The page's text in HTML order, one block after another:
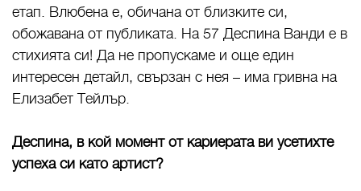
етап. Влюбена е, обичана от близките си,
обожавана от публиката. На 57 Деспина Ванди е в
стихията си! Да не пропускаме и още един
интересен детайл, свързан с нея – има гривна на
Елизабет Тейлър.
Деспина, в кой момент от кариерата ви усетихте
успеха си като артист?